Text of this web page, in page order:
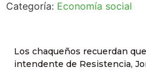
Categoría: Economía social
Los chaqueños recuerdan
intendente de Resistencia,